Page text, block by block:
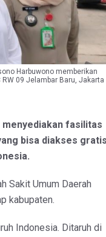
Harbuwono memberikan
09 Jelambar Baru, Jakarta
menyediakan fasilitas
bisa diakses gratis
Sakit Umum Daerah
kabupaten.
Indonesia. Ditaruh di